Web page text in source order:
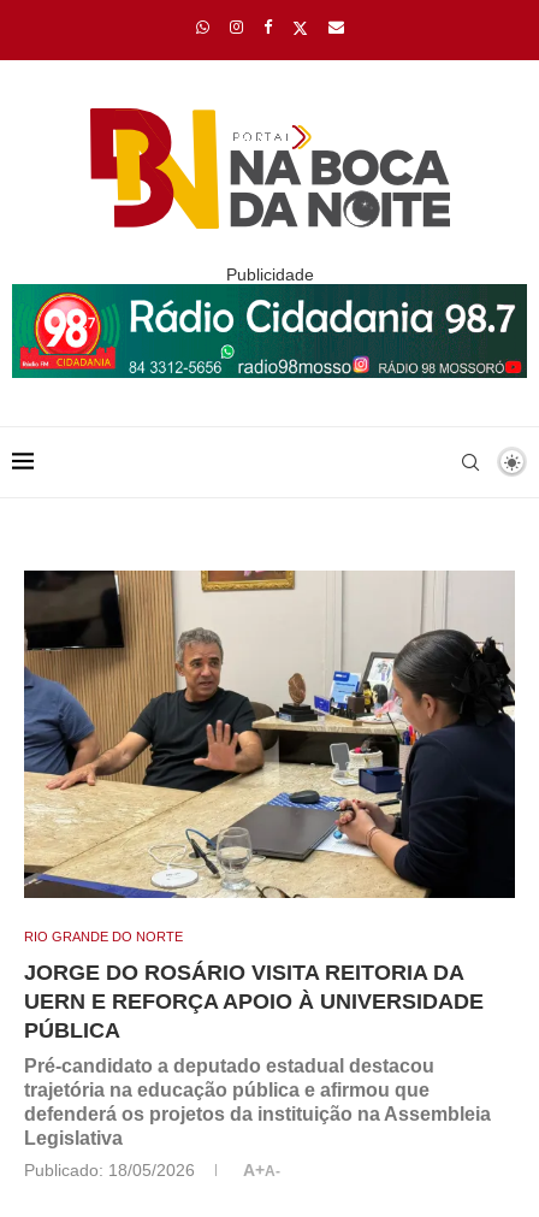
Publicidade
RIO GRANDE DO NORTE
JORGE DO ROSÁRIO VISITA REITORIA DA
UERN E REFORÇA APOIO À UNIVERSIDADE
PÚBLICA
Pré-candidato a deputado estadual destacou
trajetória na educação pública e afirmou que
defenderá os projetos da instituição na Assembleia
Legislativa
Publicado: 18/05/2026 A+A-